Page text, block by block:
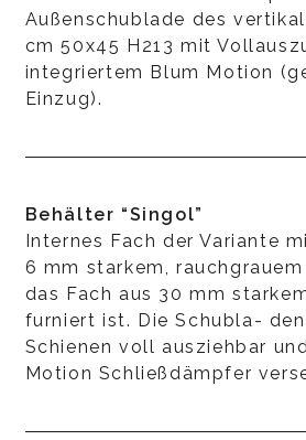
Außenschublade des
cm 50x45 H213 mit
integriertem Blum Motion
Einzug).
Behälter “Singol”
Internes Fach der Variante
6 mm starkem,
das Fach aus 30 mm
furniert ist. Die Schubla-
Schienen voll ausziehbar
Motion Schließdämpfer